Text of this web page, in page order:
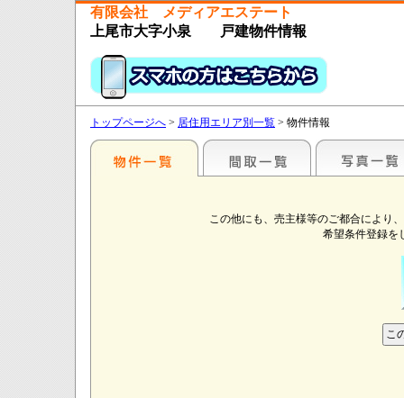
有限会社 メディアエステート
上尾市大字小泉 戸建物件情報
トップページへ > 居住用エリア別一覧 > 物件情報
この他にも、売主様等のご都合により
希望条件登録を